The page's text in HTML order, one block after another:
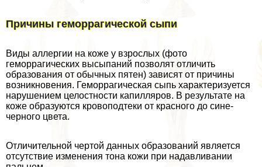
Причины геморрагической сыпи
Виды аллергии на коже у взрослых (фото
геморрагических высыпаний позволят отличить
образования от обычных пятен) зависят от причины
возникновения. Геморрагическая сыпь хаpaктеризуется
нарушением целостности капилляров. В результате на
коже образуются кровоподтеки от красного до сине-
черного цвета.
Отличительной чертой данных образований является
отсутствие изменения тона кожи при надавливании